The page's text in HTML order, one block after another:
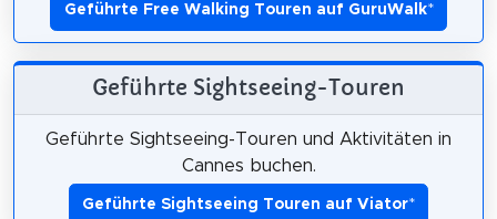
Geführte Free Walking Touren auf GuruWalk*
Geführte Sightseeing-Touren
Geführte Sightseeing-Touren und Aktivitäten in
Cannes buchen.
Geführte Sightseeing Touren auf Viator*